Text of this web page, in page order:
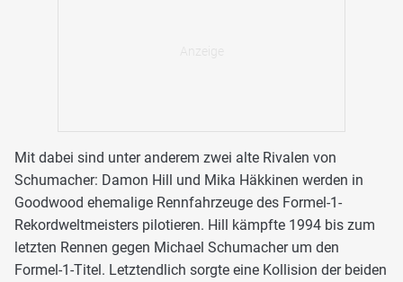
Mit dabei sind unter anderem zwei alte Rivalen von
Schumacher: Damon Hill und Mika Häkkinen werden in
Goodwood ehemalige Rennfahrzeuge des Formel-1-
Rekordweltmeisters pilotieren. Hill kämpfte 1994 bis zum
letzten Rennen gegen Michael Schumacher um den
Formel-1-Titel. Letztendlich sorgte eine Kollision der beiden